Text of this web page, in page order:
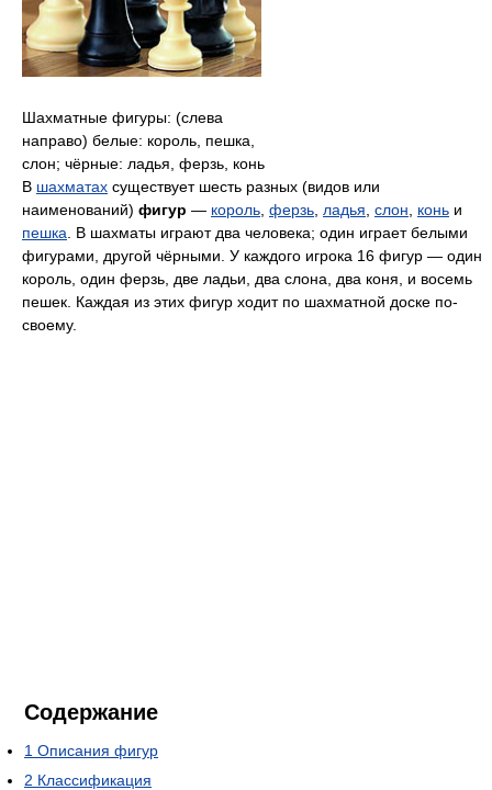
Шахматные фигуры: (слева
направо) белые: король, пешка,
слон; чёрные: ладья, ферзь, конь
В шахматах существует шесть разных (видов или
наименований) фигур — король ферзь ладья слон конь и
пешка . В шахматы играют два человека; один играет белыми
фигурами, другой чёрными. У каждого игрока 16 фигур — один
король, один ферзь, две ладьи, два слона, два коня, и восемь
пешек. Каждая из этих фигур ходит по шахматной доске по-
своему.
Содержание
1 Описания фигур
2 Классификация